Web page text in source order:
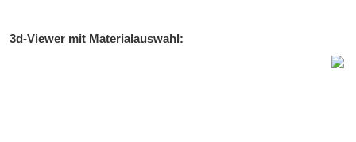
3d-Viewer mit Materialauswahl: